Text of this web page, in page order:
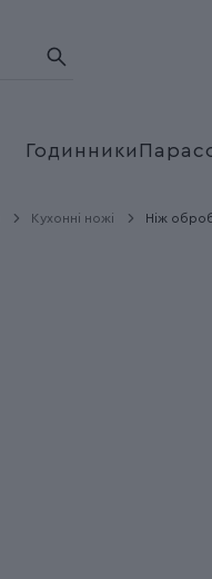
Годинники
Кухонні ножі Ніж